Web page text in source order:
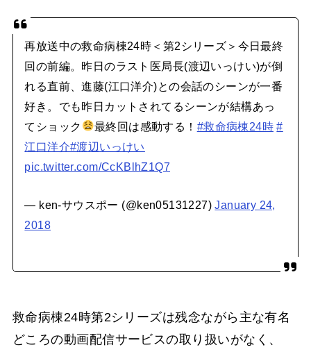
再放送中の救命病棟24時＜第2シリーズ＞今日最終
回の前編。昨日のラスト医局長(渡辺いっけい)が倒
れる直前、進藤(江口洋介)との会話のシーンが一番
好き。でも昨日カットされてるシーンが結構あっ
てショック
最終回は感動する！ #救命病棟24時 #
江口洋介#渡辺いっけい
pic.twitter.com/CcKBlhZ1Q7
— ken-サウスポー (@ken05131227)January 24,
2018
救命病棟24時第2シリーズは残念ながら主な有名
どころの動画配信サービスの取り扱いがなく、